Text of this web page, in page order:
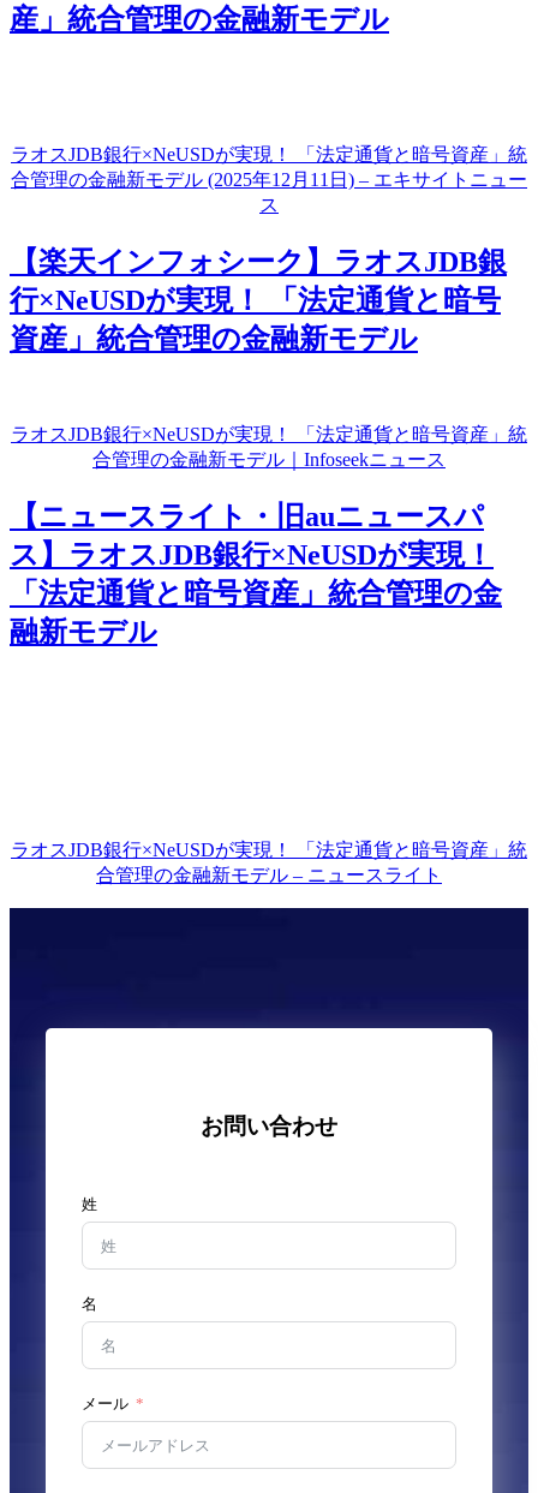
産」統合管理の金融新モデル
ラオスJDB銀行×NeUSDが実現！ 「法定通貨と暗号資産」統
合管理の金融新モデル (2025年12月11日) – エキサイトニュー
ス
【楽天インフォシーク】ラオスJDB銀
行×NeUSDが実現！ 「法定通貨と暗号
資産」統合管理の金融新モデル
ラオスJDB銀行×NeUSDが実現！ 「法定通貨と暗号資産」統
合管理の金融新モデル｜Infoseekニュース
【ニュースライト・旧auニュースパ
ス】ラオスJDB銀行×NeUSDが実現！
「法定通貨と暗号資産」統合管理の金
融新モデル
ラオスJDB銀行×NeUSDが実現！ 「法定通貨と暗号資産」統
合管理の金融新モデル – ニュースライト
お問い合わせ
姓
名
メール